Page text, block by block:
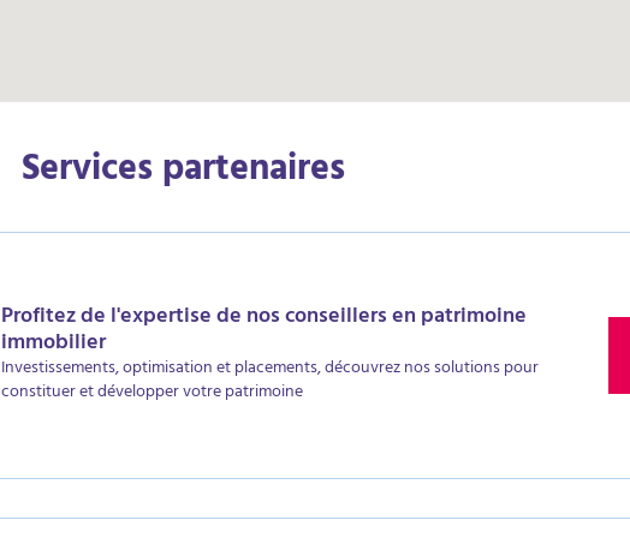
Services partenaires
Profitez de l'expertise de nos conseillers en patrimoine
immobilier
Investissements, optimisation et placements, découvrez nos solutions pour
constituer et développer votre patrimoine